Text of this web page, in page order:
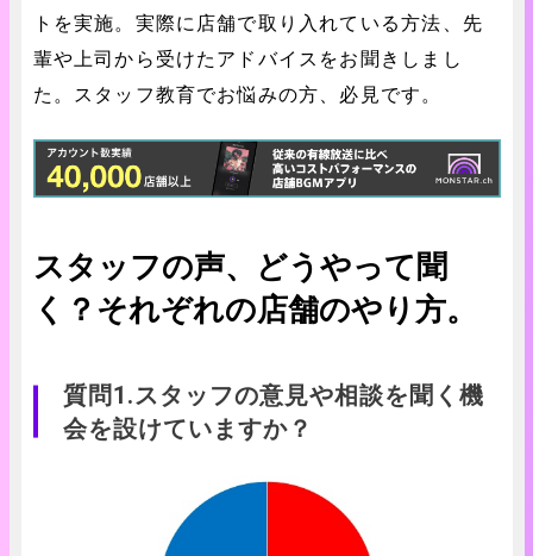
トを実施。実際に店舗で取り入れている方法、先
輩や上司から受けたアドバイスをお聞きしまし
た。スタッフ教育でお悩みの方、必見です。
スタッフの声、どうやって聞
く？それぞれの店舗のやり方。
質問1.スタッフの意見や相談を聞く機
会を設けていますか？